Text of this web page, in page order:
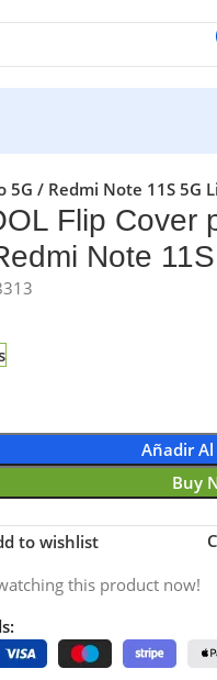
5G / Redmi Note 11S 5G
Flip Cover
Note
Añadir
Buy
to wishlist
this product now!